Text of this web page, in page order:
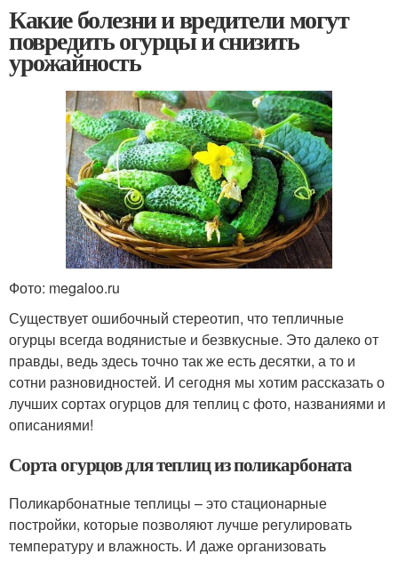
Какие болезни и вредители могут
повредить огурцы и снизить
урожайность
Фото: megaloo.ru
Существует ошибочный стереотип, что тепличные
огурцы всегда водянистые и безвкусные. Это далеко от
правды, ведь здесь точно так же есть десятки, а то и
сотни разновидностей. И сегодня мы хотим рассказать о
лучших сортах огурцов для теплиц с фото, названиями и
описаниями!
Сорта огурцов для теплиц из поликарбоната
Поликарбонатные теплицы – это стационарные
постройки, которые позволяют лучше регулировать
температуру и влажность. И даже организовать